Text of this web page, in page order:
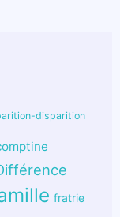
disparition
fratrie